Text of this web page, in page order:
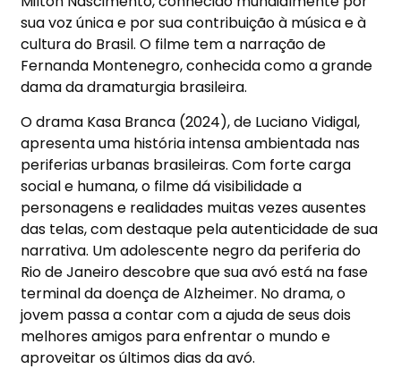
sua vozúnica e por sua contribuiçãoà música eà
cultura do Brasil. O filme tem a narração de
Fernanda Montenegro, conhecida como a grande
dama da dramaturgia brasileira.
O drama Kasa Branca (2024), de Luciano Vidigal,
apresenta uma história intensa ambientada nas
periferias urbanas brasileiras. Com forte carga
social e humana, o filme dávisibilidade a
personagens e realidades muitas vezes ausentes
das telas, com destaque pela autenticidade de sua
narrativa. Um adolescente negro da periferia do
Rio de Janeiro descobre que sua avóestá na fase
terminal da doença de Alzheimer. No drama, o
jovem passa a contar com a ajuda de seus dois
melhores amigos para enfrentar o mundo e
aproveitar osúltimos dias da avó.